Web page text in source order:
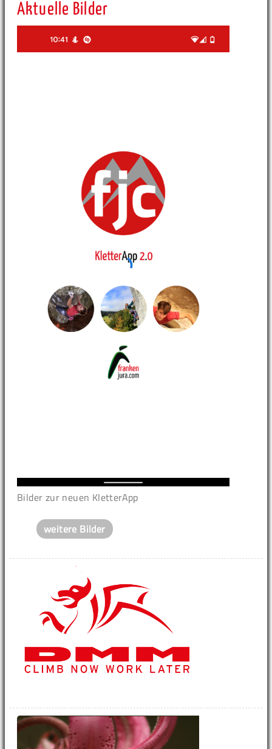
Aktuelle Bilder
Bilder zur neuen KletterApp
weitere Bilder